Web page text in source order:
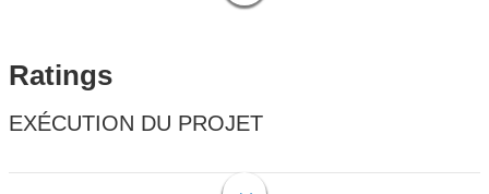
Ratings
EXÉCUTION DU PROJET